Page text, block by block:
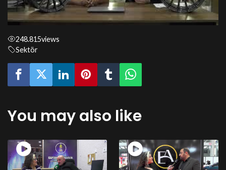
248.815views
Sektör
You may also like